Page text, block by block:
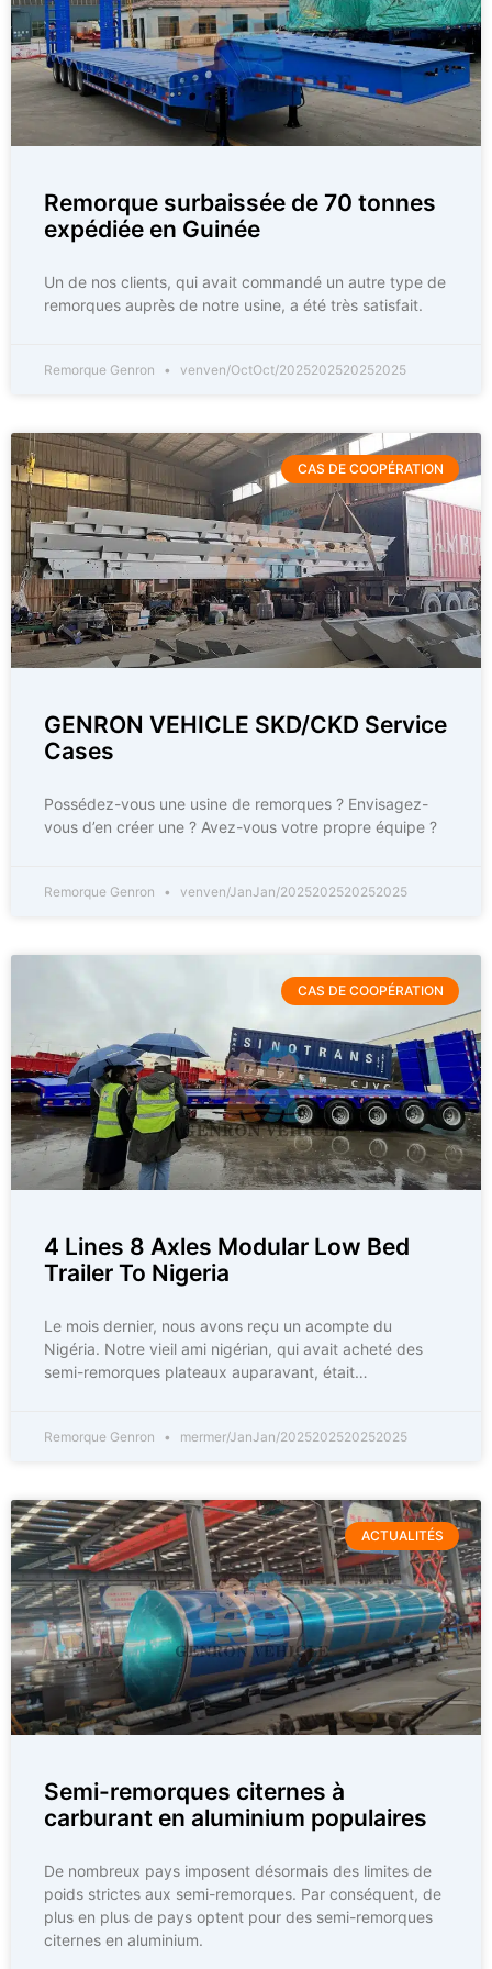
Remorque surbaissée de 70 tonnes
expédiée en Guinée
Un de nos clients, qui avait commandé un autre type de
remorques auprès de notre usine, a été très satisfait.
Remorque Genron venven/OctOct/2025202520252025
CAS DE COOPÉRATION
GENRON VEHICLE SKD/CKD Service
Cases
Possédez-vous une usine de remorques ? Envisagez-
vous d’en créer une ? Avez-vous votre propre équipe ?
Remorque Genron venven/JanJan/2025202520252025
CAS DE COOPÉRATION
4 Lines 8 Axles Modular Low Bed
Trailer To Nigeria
Le mois dernier, nous avons reçu un acompte du
Nigéria. Notre vieil ami nigérian, qui avait acheté des
semi-remorques plateaux auparavant, était…
Remorque Genron mermer/JanJan/2025202520252025
ACTUALITÉS
Semi-remorques citernes à
carburant en aluminium populaires
De nombreux pays imposent désormais des limites de
poids strictes aux semi-remorques. Par conséquent, de
plus en plus de pays optent pour des semi-remorques
citernes en aluminium.